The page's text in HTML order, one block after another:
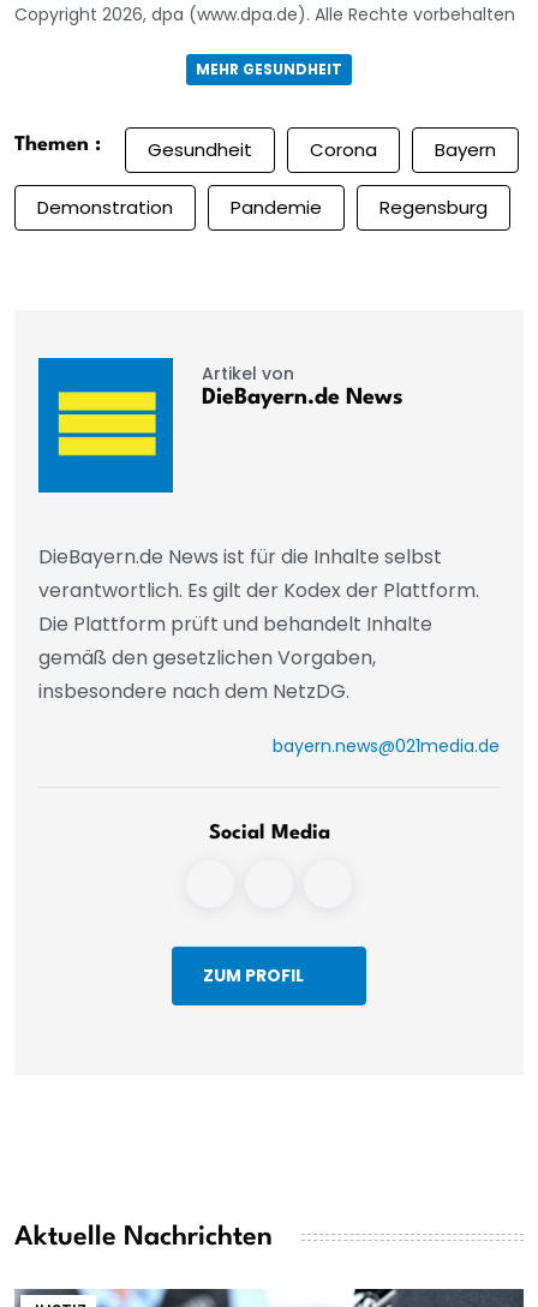
Copyright 2026, dpa (www.dpa.de). Alle Rechte vorbehalten
MEHR GESUNDHEIT
Themen : Gesundheit Corona Bayern
Demonstration Pandemie Regensburg
Artikel von
DieBayern.de News
DieBayern.de News ist für die Inhalte selbst
verantwortlich. Es gilt der Kodex der Plattform.
Die Plattform prüft und behandelt Inhalte
gemäß den gesetzlichen Vorgaben,
insbesondere nach dem NetzDG.
bayern.news@021media.de
Social Media
ZUM PROFIL
Aktuelle Nachrichten